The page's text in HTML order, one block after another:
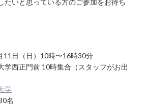
日（日）10時〜16時30分
西正門前 10時集合（スタッフがお出
学
名